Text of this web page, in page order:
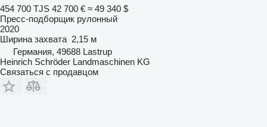
454 700 TJS 42 700 € ≈ 49 340 $
Пресс-подборщик рулонный
2020
Ширина захвата 2,15 м
Германия, 49688 Lastrup
Heinrich Schröder Landmaschinen KG
Связаться с продавцом